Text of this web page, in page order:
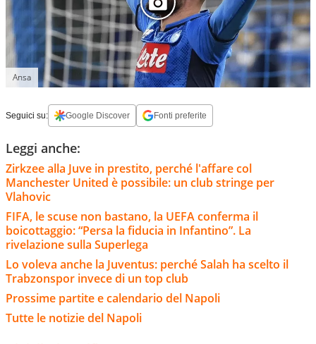
Ansa
Seguici su: Google Discover Fonti preferite
Leggi anche:
Zirkzee alla Juve in prestito, perché l'affare col
Manchester United è possibile: un club stringe per
Vlahovic
FIFA, le scuse non bastano, la UEFA conferma il
boicottaggio: “Persa la fiducia in Infantino”. La
rivelazione sulla Superlega
Lo voleva anche la Juventus: perché Salah ha scelto il
Trabzonspor invece di un top club
Prossime partite e calendario del Napoli
Tutte le notizie del Napoli